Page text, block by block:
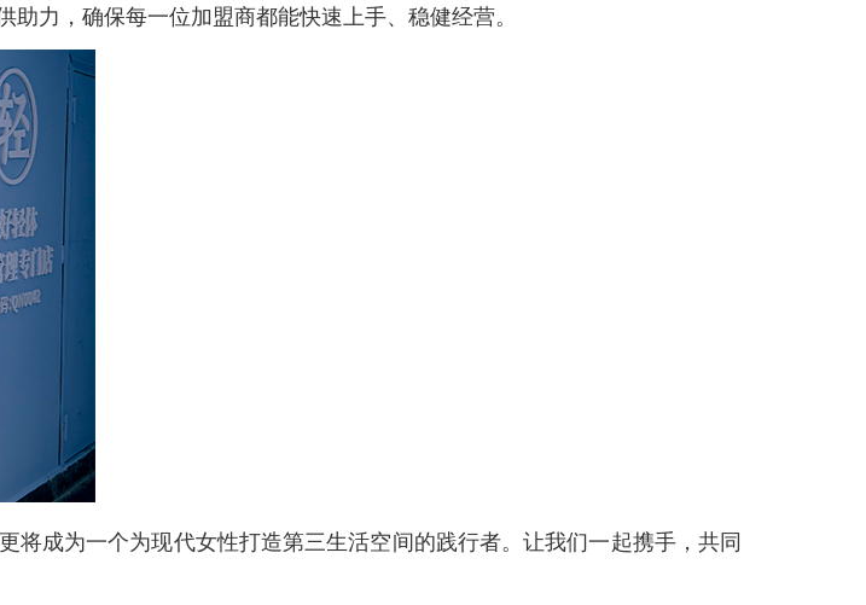
力，确保每一位加盟商都能快速上手、稳健经营。
成为一个为现代女性打造第三生活空间的践行者。让我们一起携手，共同